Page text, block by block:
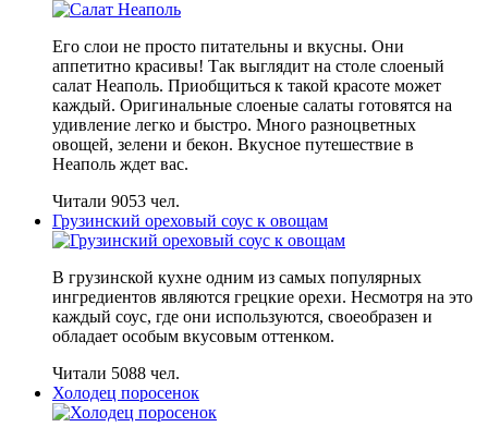
Его слои не просто питательны и вкусны. Они
аппетитно красивы! Так выглядит на столе слоеный
салат Неаполь. Приобщиться к такой красоте может
каждый. Оригинальные слоеные салаты готовятся на
удивление легко и быстро. Много разноцветных
овощей, зелени и бекон. Вкусное путешествие в
Неаполь ждет вас.
Читали 9053 чел.
Грузинский ореховый соус к овощам
В грузинской кухне одним из самых популярных
ингредиентов являются грецкие орехи. Несмотря на это
каждый соус, где они используются, своеобразен и
обладает особым вкусовым оттенком.
Читали 5088 чел.
Холодец поросенок